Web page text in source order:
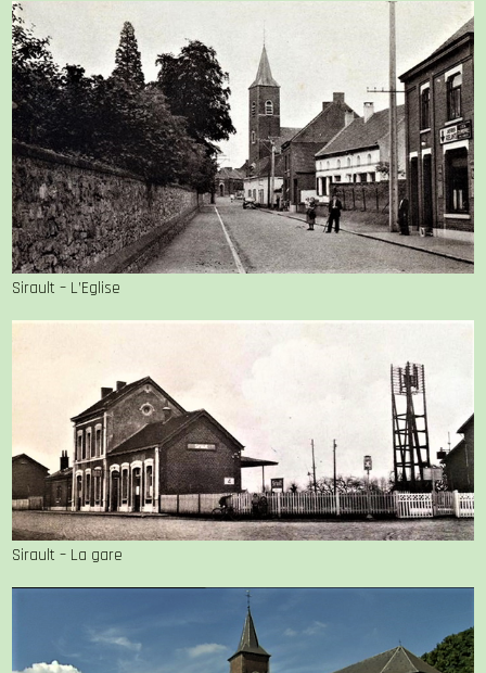
Sirault – L’Eglise
Sirault – La gare